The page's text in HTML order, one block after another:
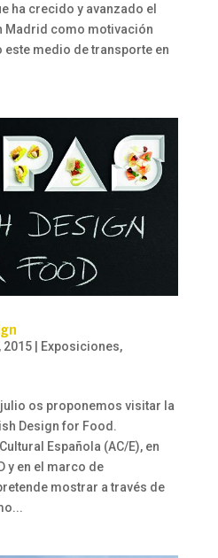
ha crecido y avanzado el
Madrid como motivación
medio de transporte en
2015| Exposiciones,
julio os proponemos visitar la
Design for Food.
Española (AC/E), en
y en el marco de
mostrar a través de